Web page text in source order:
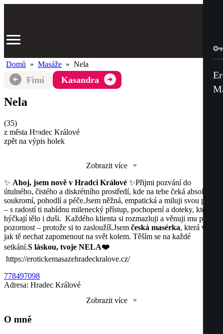
Domů » Masáže » Nela
Fimi Kasandra
Nela
(35)
z města Hradec Králové
zpět na výpis holek
4x
Zobrazit více
✨ Ahoj, jsem nově v Hradci Králové ✨Přijmi pozvání do
útulného, čistého a diskrétního prostředí, kde na tebe čeká absolutní
soukromí, pohodlí a péče.Jsem něžná, empatická a miluji svou práci
– s radostí ti nabídnu milenecký přístup, pochopení a doteky, které
hýčkají tělo i duši. Každého klienta si rozmazluji a věnuji mu plnou
pozornost – protože si to zasloužíš.Jsem česká masérka, která ví,
jak tě nechat zapomenout na svět kolem. Těším se na každé
setkání.S láskou, tvoje NELA❤️
https://erotickemasazehradeckralove.cz/
778497098
Adresa: Hradec Králové
Zobrazit více
O mně